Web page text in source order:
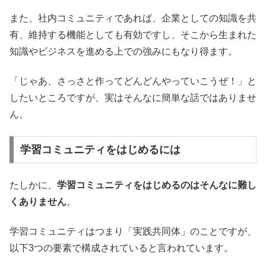
また、社内コミュニティであれば、企業としての知識を共
有、維持する機能としても有効ですし、そこから生まれた
知識やビジネスを進める上での強みにもなり得ます。
「じゃあ、さっさと作ってどんどんやっていこうぜ！」と
したいところですが、実はそんなに簡単な話ではありませ
ん。
学習コミュニティをはじめるには
たしかに、 学習コミュニティをはじめるのはそんなに難し
くありません。
学習コミュニティはつまり「実践共同体」のことですが、
以下3つの要素で構成されていると言われています。